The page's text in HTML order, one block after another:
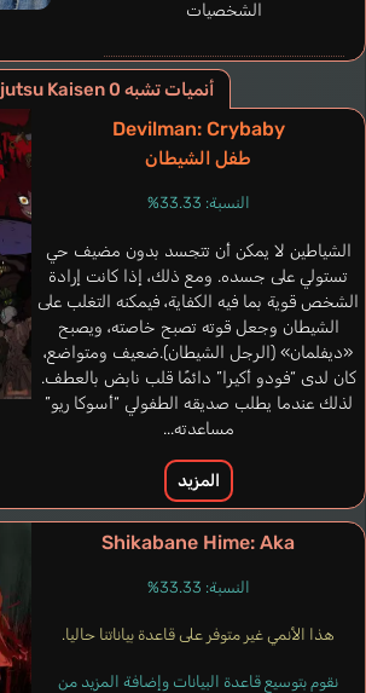
الشخصيات
Kayleigh
Talamo Alessio
إيطالي
Hernández
González
Sammir
إسباني
Seki Tomokazu
أنميات تشبه Jujutsu Kaisen 0
Devilman: Crybaby
طفل الشيطان
النسبة: 33.33%
الشياطين لا يمكن أن تتجسد بدون مضيف حي
تستولي على جسده. ومع ذلك، إذا كانت إرادة
الشخص قوية بما فيه الكفاية، فيمكنه التغلب على
الشيطان وجعل قوته تصبح خاصته، ويصبح
«ديفلمان» (الرجل الشيطان).ضعيف ومتواضع،
كان لدى “فودو أكيرا” دائمًا قلب نابض بالعطف.
لذلك عندما يطلب صديقه الطفولي “أسوكا ريو”
مساعدته...
المزيد
Shikabane Hime: Aka
النسبة: 33.33%
هذا الأنمي غير متوفر على قاعدة بياناتنا حاليا.
نقوم بتوسيع قاعدة البيانات وإضافة المزيد من